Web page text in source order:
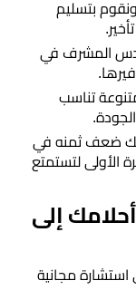
بتسليم
المشرف في
تناسب
ضعف ثمنه في
الأولى لتستمتع
إلى
استشارة مجانية